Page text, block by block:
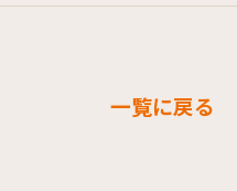
一覧に戻る